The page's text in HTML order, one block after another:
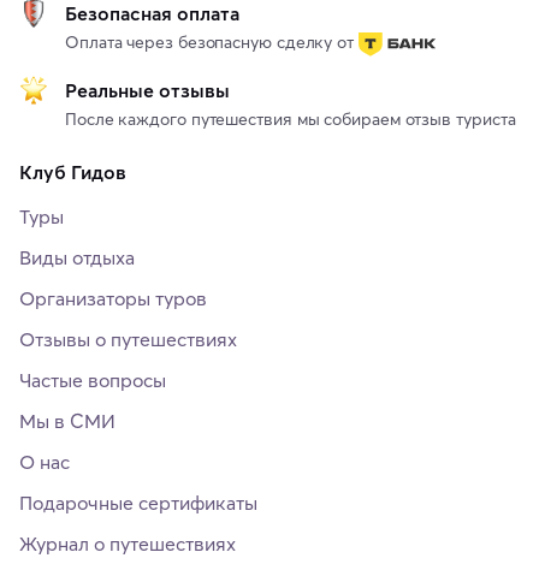
Безопасная оплата
Оплата через безопасную сделку от
Реальные отзывы
После каждого путешествия мы собираем отзыв туриста
Клуб Гидов
Туры
Виды отдыха
Организаторы туров
Отзывы о путешествиях
Частые вопросы
Мы в СМИ
О нас
Подарочные сертификаты
Журнал о путешествиях